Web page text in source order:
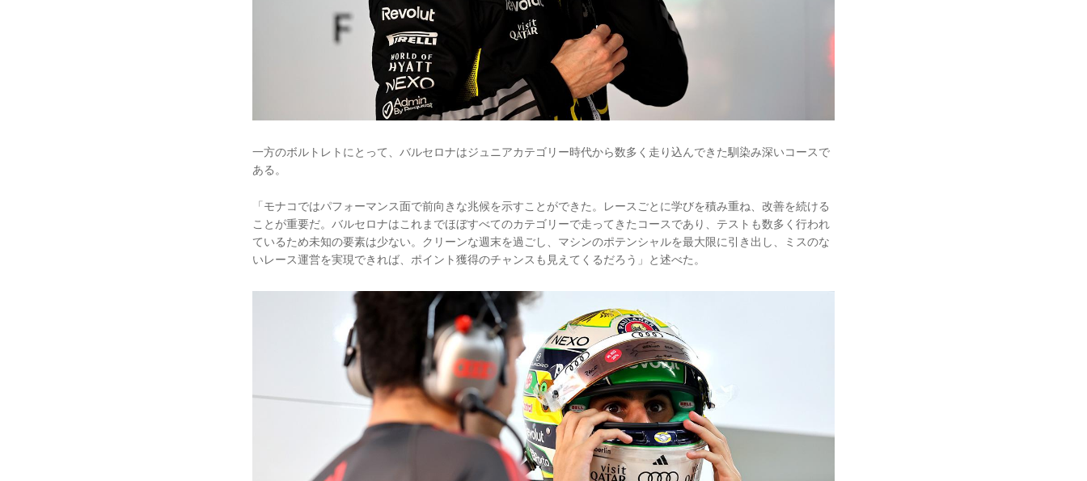
一方のボルトレトにとって、バルセロナはジュニアカテゴリー時代から数多く走り込んできた馴染み深いコースで
ある。
「モナコではパフォーマンス面で前向きな兆候を示すことができた。レースごとに学びを積み重ね、改善を続ける
ことが重要だ。バルセロナはこれまでほぼすべてのカテゴリーで走ってきたコースであり、テストも数多く行われ
ているため未知の要素は少ない。クリーンな週末を過ごし、マシンのポテンシャルを最大限に引き出し、ミスのな
いレース運営を実現できれば、ポイント獲得のチャンスも見えてくるだろう」と述べた。